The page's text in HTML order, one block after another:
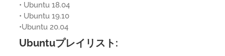
• Ubuntu 18.04
• Ubuntu 19.10
•Ubuntu 20.04
Ubuntuプレイリスト: